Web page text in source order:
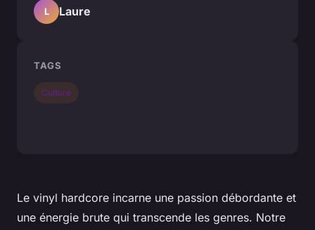
Le vinyl hardcore incarne une passion débordante et
une énergie brute qui transcende les genres. Notre
L Laure
TAGS
Culture